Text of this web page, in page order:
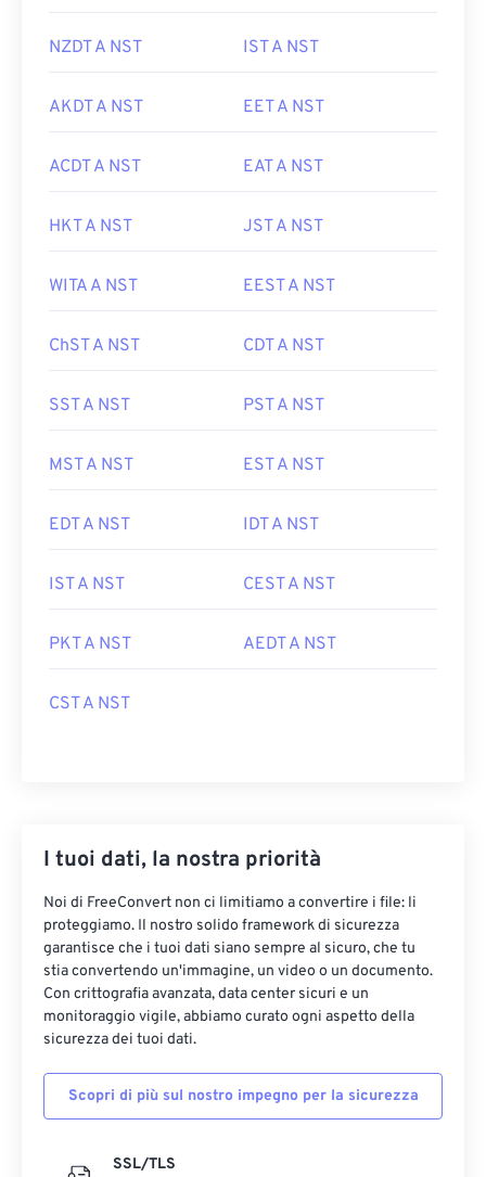
NZDT A NST IST A NST
AKDT A NST EET A NST
ACDT A NST EAT A NST
HKT A NST JST A NST
WITA A NST EEST A NST
ChST A NST CDT A NST
SST A NST PST A NST
MST A NST EST A NST
EDT A NST IDT A NST
IST A NST CEST A NST
PKT A NST AEDT A NST
CST A NST
I tuoi dati, la nostra priorità
Noi di FreeConvert non ci limitiamo a convertire i file: li
proteggiamo. Il nostro solido framework di sicurezza
garantisce che i tuoi dati siano sempre al sicuro, che tu
stia convertendo un'immagine, un video o un documento.
Con crittografia avanzata, data center sicuri e un
monitoraggio vigile, abbiamo curato ogni aspetto della
sicurezza dei tuoi dati.
Scopri di più sul nostro impegno per la sicurezza
SSL/TLS